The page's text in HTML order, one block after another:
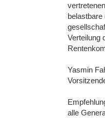
Verteilung
Yasmin
alle